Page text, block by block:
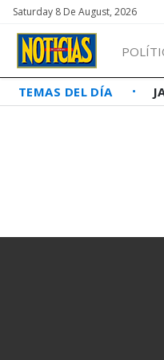
Saturday 8 De August, 2026
TEMAS DEL DÍA